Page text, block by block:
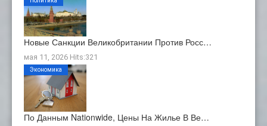
Новые Санкции Великобритании Против Росс…
мая 11, 2026 Hits:321
По Данным Nationwide, Цены На Жилье В Ве…
Экономика